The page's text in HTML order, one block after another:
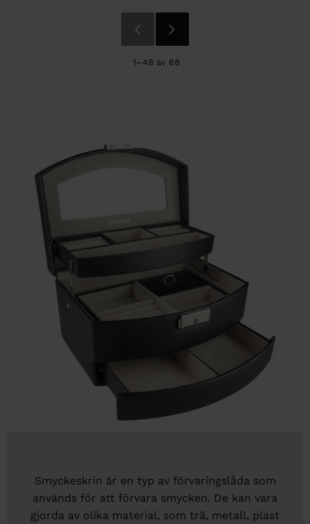
1– 48 av 68
Smyckeskrin är en typ av förvaringslåda som
används för att förvara smycken. De kan vara
gjorda av olika material, som trä, metall, plast